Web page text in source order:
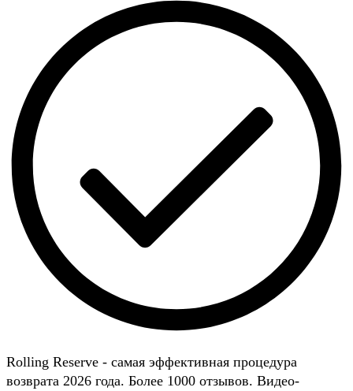
Rolling Reserve - самая эффективная процедура
возврата 2026 года. Более 1000 отзывов. Видео-